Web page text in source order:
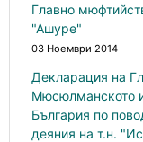
Главно
"Ашуре"
03 Ноември 2014
Декларация на
Мюсюлманското
България по
деяния на т.н.